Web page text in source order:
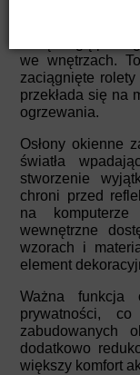
Osłony
skutecznie
zimą mogą
we wnętrzach.
zaciągnięte
przekłada się na
ogrzewania.
Osłony okienne
światła
stworzenie
chroni przed
na
wewnętrzne
wzorach i
element
Ważna funkcja
prywatności,
zabudowanych
dodatkowo
większy komfort